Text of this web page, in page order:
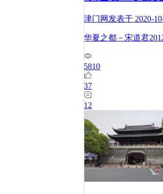
津门网 发表于 2020-
华夏之都－宋道君
5810
37
12